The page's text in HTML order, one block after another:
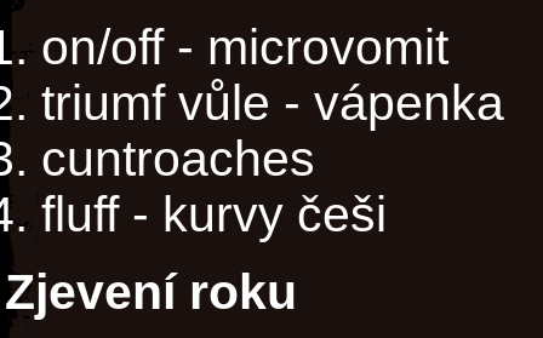
on/off - microvomit
triumf vůle - vápenka
cuntroaches
fluff - kurvy češi
Zjevení roku